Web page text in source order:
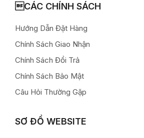
CÁC CHÍNH SÁCH
Hướng Dẫn Đặt Hàng
Chính Sách Giao Nhận
Chính Sách Đổi Trả
Chính Sách Bảo Mật
Câu Hỏi Thường Gặp
SƠ ĐỒ WEBSITE